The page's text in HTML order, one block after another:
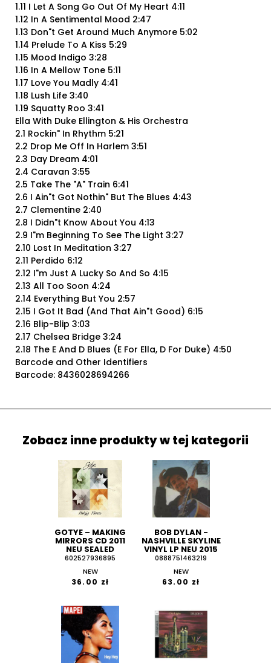
1.11 I Let A Song Go Out Of My Heart 4:11
1.12 In A Sentimental Mood 2:47
1.13 Don"t Get Around Much Anymore 5:02
1.14 Prelude To A Kiss 5:29
1.15 Mood Indigo 3:28
1.16 In A Mellow Tone 5:11
1.17 Love You Madly 4:41
1.18 Lush Life 3:40
1.19 Squatty Roo 3:41
Ella With Duke Ellington & His Orchestra
2.1 Rockin" In Rhythm 5:21
2.2 Drop Me Off In Harlem 3:51
2.3 Day Dream 4:01
2.4 Caravan 3:55
2.5 Take The "A" Train 6:41
2.6 I Ain"t Got Nothin" But The Blues 4:43
2.7 Clementine 2:40
2.8 I Didn"t Know About You 4:13
2.9 I"m Beginning To See The Light 3:27
2.10 Lost In Meditation 3:27
2.11 Perdido 6:12
2.12 I"m Just A Lucky So And So 4:15
2.13 All Too Soon 4:24
2.14 Everything But You 2:57
2.15 I Got It Bad (And That Ain"t Good) 6:15
2.16 Blip-Blip 3:03
2.17 Chelsea Bridge 3:24
2.18 The E And D Blues (E For Ella, D For Duke) 4:50
Barcode and Other Identifiers
Barcode: 8436028694266
Zobacz inne produkty w tej kategorii
GOTYE ‎– MAKING
MIRRORS CD 2011
NEU SEALED
602527936895
NEW
36.00 zł
BOB DYLAN -
NASHVILLE SKYLINE
VINYL LP NEU 2015
0888751463219
NEW
63.00 zł